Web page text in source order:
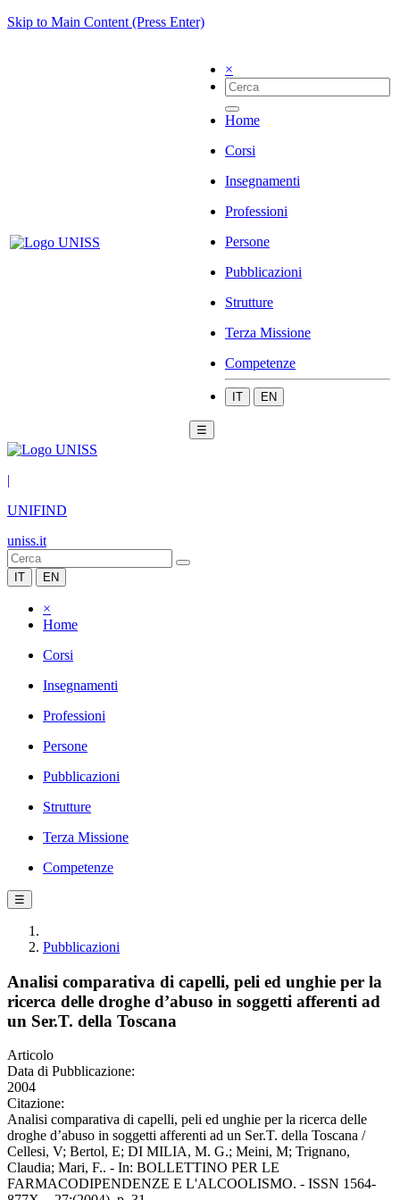
Skip to Main Content (Press Enter)
×
Home
Corsi
Insegnamenti
Professioni
Persone
Pubblicazioni
Strutture
Terza Missione
Competenze
IT EN
☰
|
UNIFIND
uniss.it
IT EN
×
Home
Corsi
Insegnamenti
Professioni
Persone
Pubblicazioni
Strutture
Terza Missione
Competenze
☰
Pubblicazioni
Analisi comparativa di capelli, peli ed unghie per la
ricerca delle droghe d’abuso in soggetti afferenti ad
un Ser.T. della Toscana
Articolo
Data di Pubblicazione:
2004
Citazione:
Analisi comparativa di capelli, peli ed unghie per la ricerca delle
droghe d’abuso in soggetti afferenti ad un Ser.T. della Toscana /
Cellesi, V; Bertol, E; DI MILIA, M. G.; Meini, M; Trignano,
Claudia; Mari, F.. - In: BOLLETTINO PER LE
FARMACODIPENDENZE E L'ALCOOLISMO. - ISSN 1564-